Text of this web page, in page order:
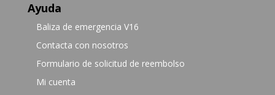
Ayuda
Baliza de emergencia V16
Contacta con nosotros
Formulario de solicitud de reembolso
Mi cuenta